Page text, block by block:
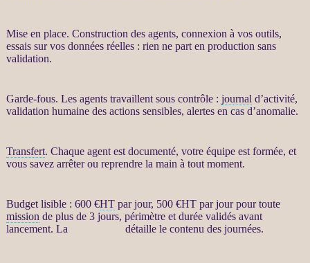
Mise en place. Construction des agents, connexion à vos outils,
essais sur vos donnéesréelles : rien ne part en production sans
validation.
Garde-fous. Les agentstravaillent sous contrôle : journal d’activité,
validation humaine des actions sensibles, alertesen cas d’anomalie.
Transfert. Chaque agentest documenté, votre équipe est formée, et
vous savez arrêter ou reprendre la main à tout moment.
Budget lisible : 600 €HTpar jour, 500 €HTpar jour pour toute
mission de plus de 3 jours, périmètre et durée validés avant
lancement. La
détaille le contenu des journées.